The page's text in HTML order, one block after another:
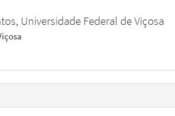
Universidade Federal de Viçosa